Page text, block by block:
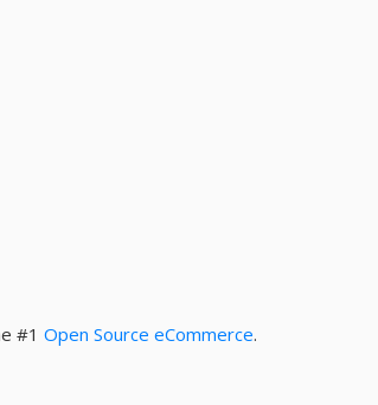
#1 Open Source eCommerce.